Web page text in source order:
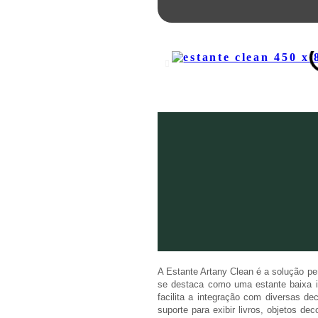
A Estante Artany Clean é a solução
se destaca como uma estante baixa
facilita a integração com diversas
suporte para exibir livros, objetos